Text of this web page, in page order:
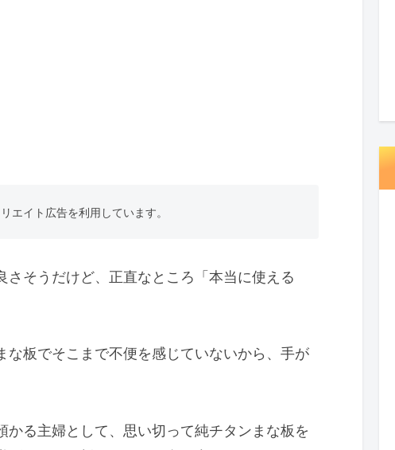
エイト広告を利用しています。
さそうだけど、正直なところ「本当に使える
板でそこまで不便を感じていないから、手が
る主婦として、思い切って純チタンまな板を